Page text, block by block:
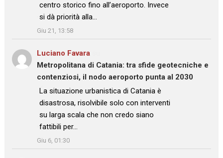
centro storico fino all’aeroporto. Invece
si dà priorità alla…
”
Giu 21, 13:58
Luciano Favara
Metropolitana di Catania: tra sfide geotecniche e
contenziosi, il nodo aeroporto punta al 2030
: “La situazione urbanistica di Catania è
disastrosa, risolvibile solo con interventi
su larga scala che non credo siano
fattibili per…
”
Giu 6, 01:30